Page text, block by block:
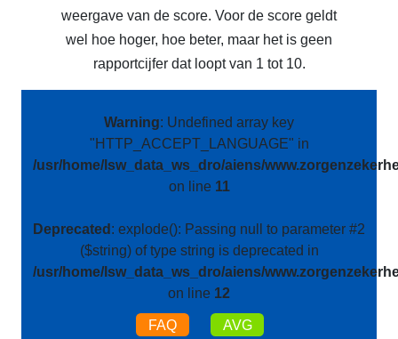
weergave van de score. Voor de score geldt
wel hoe hoger, hoe beter, maar het is geen
rapportcijfer dat loopt van 1 tot 10.
Warning: Undefined array key
"HTTP_ACCEPT_LANGUAGE" in
/usr/home/lsw_data_ws_dro/aiens/
on line 11
Deprecated : explode(): Passing null to parameter #2
($string) of type string is deprecated in
/usr/home/lsw_data_ws_dro/aiens/
on line 12
FAQ AVG